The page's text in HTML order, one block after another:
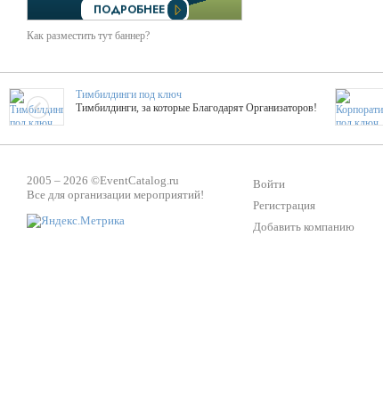
Как разместить тут баннер?
Тимбилдинги под ключ
Тимбилдинги, за которые Благодарят Организаторов!
ТОПовые мастер-классы на мероприятие! Гибкие цены!
ShowTex - Декор и Ди
2005 – 2026 ©EventCatalog.ru
Все для организации мероприятий!
Войти
Регистрация
Добавить компанию